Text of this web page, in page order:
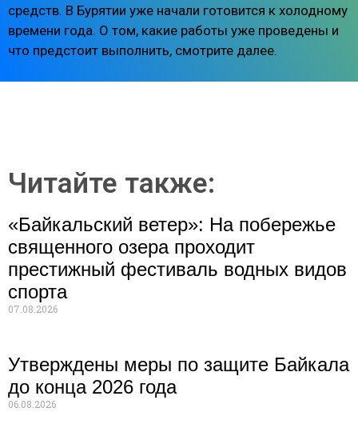
средств. В Бурятии уже начали готовится к холодному
времени года. О том, какие работы уже проведены и
что предстоит выполнить, смотрите далее.
Читайте также:
«Байкальский ветер»: На побережье
священного озера проходит
престижный фестиваль водных видов
спорта
07.08.2026
Утверждены меры по защите Байкала
до конца 2026 года
06.08.2026